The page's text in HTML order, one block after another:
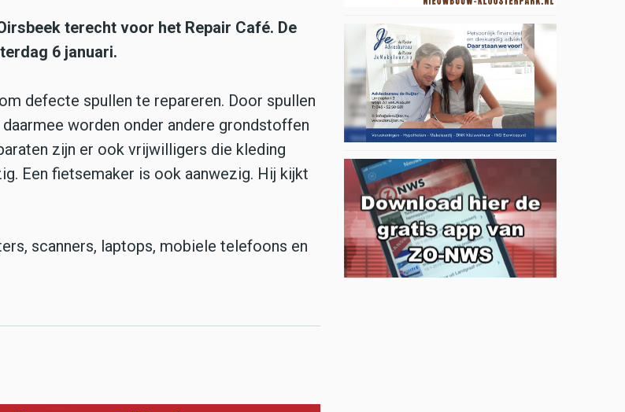
terecht voor het Repair Café. De
6 januari.
defecte spullen te repareren. Door spullen
worden onder andere grondstoffen
zijn er ook vrijwilligers die kleding
Een fietsemaker is ook aanwezig. Hij kijkt
scanners, laptops, mobiele telefoons en